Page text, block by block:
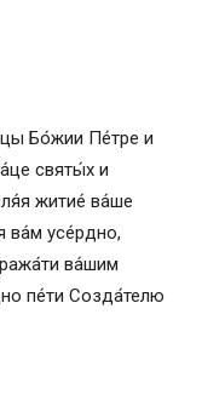
Бо́жии Пе́тре и
святы́х и
житие́ ва́ше
ва́м усе́рдно,
ва́шим
пе́ти Созда́телю